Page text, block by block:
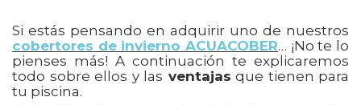
Si estás pensando en adquirir uno de nuestros
cobertores de invierno ACUACOBER… ¡No te lo
pienses más! A continuación te explicaremos
todo sobre ellos y las ventajas que tienen para
tu piscina.